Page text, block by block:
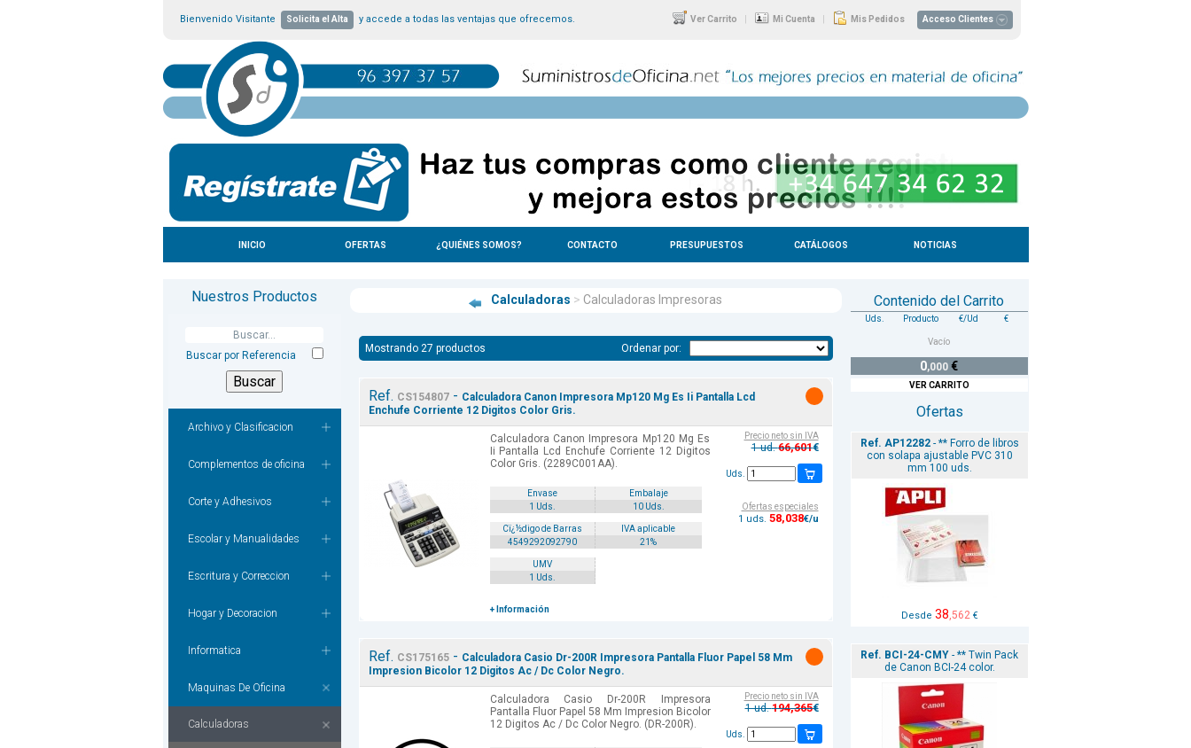
Bienvenido Visitante Solicita el Alta y accede a todas las ventajas que ofrecemos. Ver Carrito | Mi Cuenta | Mis Pedidos Acceso Clientes
INICIO OFERTAS ¿QUIÉNES SOMOS? CONTACTO PRESUPUESTOS CATÁLOGOS NOTICIAS
Nuestros Productos
Buscar por Referencia
Archivo y Clasificacion
Complementos de oficina
Corte y Adhesivos
Escolar y Manualidades
Escritura y Correccion
Hogar y Decoracion
Informatica
Maquinas De Oficina
Calculadoras
Calculadoras > Calculadoras Impresoras
Mostrando 27 productos Ordenar por:
Ref. CS154807- Calculadora Canon Impresora Mp120 Mg Es Ii Pantalla Lcd
Enchufe Corriente 12 Digitos Color Gris.
Calculadora Canon Impresora Mp120 Mg Es
Ii Pantalla Lcd Enchufe Corriente 12 Digitos
Color Gris. (2289C001AA).
Envase
Embalaje
1 Uds.
10 Uds.
Cï¿½digo de Barras
IVA aplicable
4549292092790
21%
UMV
1 Uds.
+ Información
Precio neto sin IVA
1 ud.66,601€
Uds.
Ofertas especiales
1 uds. 58,038€/u
Ref. CS175165- Calculadora Casio Dr-200R Impresora Pantalla Fluor Papel 58 Mm
Impresion Bicolor 12 Digitos Ac / Dc Color Negro.
Calculadora Casio Dr-200R Impresora
Pantalla Fluor Papel 58 Mm Impresion Bicolor
12 Digitos Ac / Dc Color Negro. (DR-200R).
Precio neto sin IVA
1 ud.194,365€
Uds.
Contenido del Carrito
Uds. Producto €/Ud €
Vacío
0,000 €
VER CARRITO
Ofertas
Ref. AP12282- ** Forro de libros
con solapa ajustable PVC 310
mm 100 uds.
Desde 38,562€
Ref. BCI-24-CMY - ** Twin Pack
de Canon BCI-24 color.